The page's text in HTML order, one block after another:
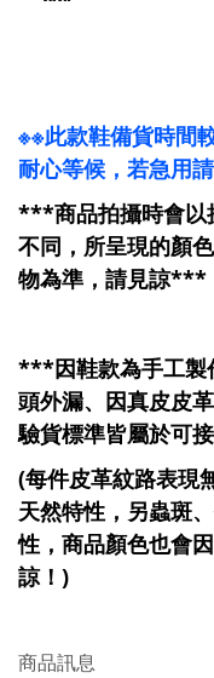
※※此款鞋備貨時間
耐心等候，若急用
***商品拍攝時會以
不同，所呈現的顏
物為準，請見諒***
***因鞋款為手工製
頭外漏、因真皮皮
驗貨標準皆屬於可
(每件皮革紋路表現
天然特性，另蟲斑
性，商品顏色也會
諒！)
商品訊息